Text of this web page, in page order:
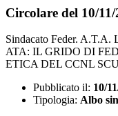
Circolare del 10/11/
Sindacato Feder.
ATA: IL GRIDO DI
ETICA DEL CCNL
Pubblicato il: 10/
Tipologia: Albo